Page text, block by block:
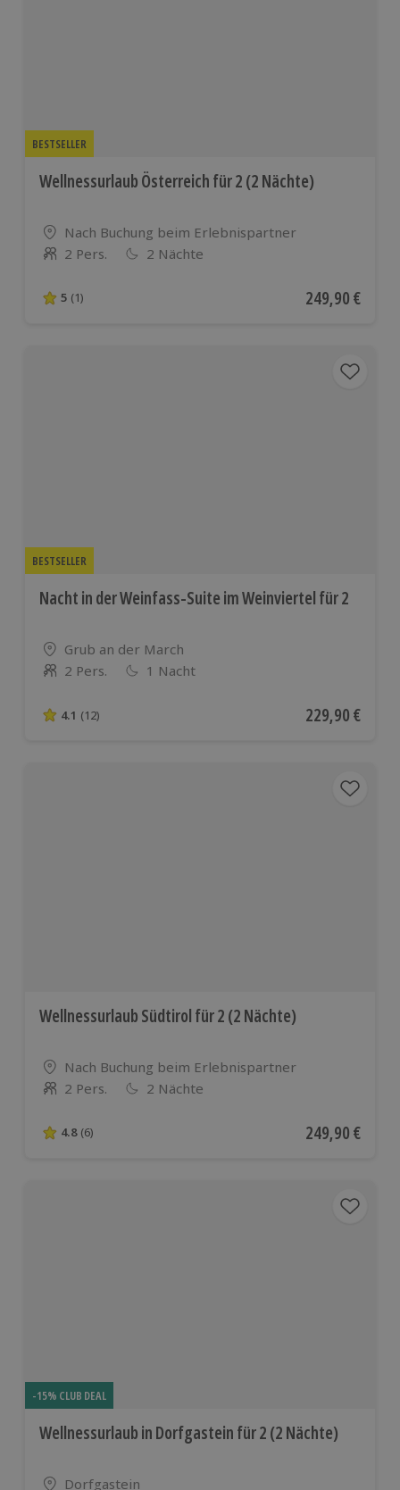
BESTSELLER
Wellnessurlaub Österreich für 2 (2 Nächte)
Standort
Nach Buchung beim Erlebnispartner
Anzahl der Teilnehmer
2 Pers. 2 Nächte
5 von 5 Sternen basierend auf 1 Bewertungen
5 (1) Aktueller Preis
249,90 €
BESTSELLER
Nacht in der Weinfass-Suite im Weinviertel für 2
Standort
Grub an der March
Anzahl der Teilnehmer
2 Pers. 1 Nacht
4.1 von 5 Sternen basierend auf 12 Bewertungen
4.1 (12) Aktueller Preis
229,90 €
Wellnessurlaub Südtirol für 2 (2 Nächte)
Standort
Nach Buchung beim Erlebnispartner
Anzahl der Teilnehmer
2 Pers. 2 Nächte
4.8 von 5 Sternen basierend auf 6 Bewertungen
4.8 (6) Aktueller Preis
249,90 €
-15% CLUB DEAL
Wellnessurlaub in Dorfgastein für 2 (2 Nächte)
Standort
Dorfgastein